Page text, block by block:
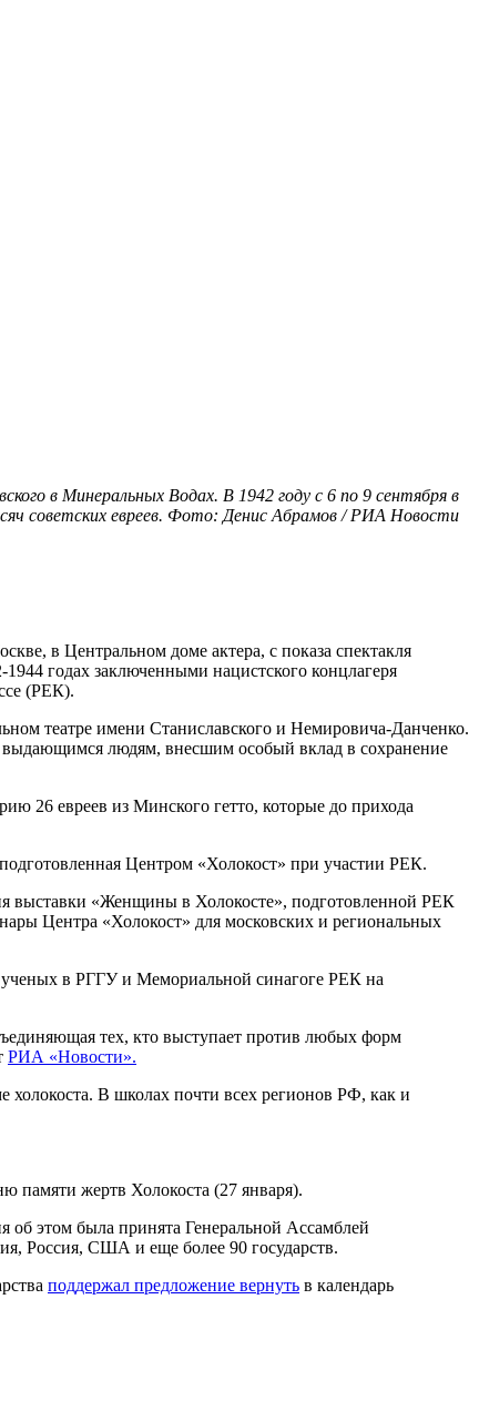
в Минеральных Водах. В 1942 году с 6 по 9 сентября в
советских евреев. Фото: Денис Абрамов / РИА Новости
в Центральном доме актера, с показа спектакля
годах заключенными нацистского концлагеря
(РЕК).
театре имени Станиславского и Немировича-Данченко.
выдающимся людям, внесшим особый вклад в сохранение
26 евреев из Минского гетто, которые до прихода
Центром «Холокост» при участии РЕК.
выставки «Женщины в Холокосте», подготовленной РЕК
Центра «Холокост» для московских и региональных
в РГГУ и Мемориальной синагоге РЕК на
тех, кто выступает против любых форм
РИА «Новости».
холокоста. В школах почти всех регионов РФ, как и
памяти жертв Холокоста (27 января).
об этом была принята Генеральной Ассамблей
Россия, США и еще более 90 государств.
поддержал предложение вернуть в календарь